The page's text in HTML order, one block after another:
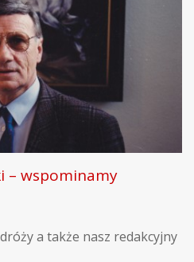
– wspominamy
a także nasz redakcyjny